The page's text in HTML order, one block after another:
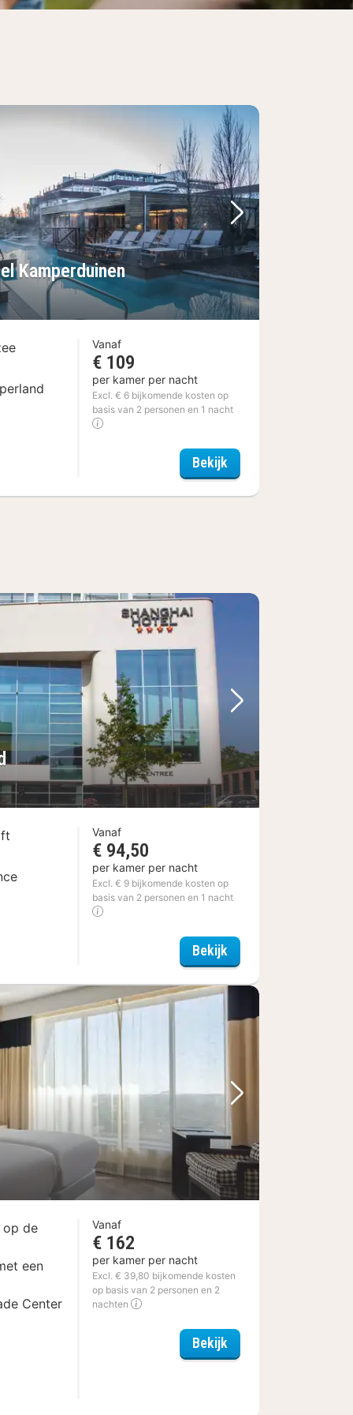
Volgende foto
Kamperduinen
Vanaf
€ 109
per kamer per nacht
Excl. € 6 bijkomende kosten op
basis van 2 personen en 1 nacht
BekijkFletcher Wellness-
Volgende foto
Vanaf
€ 94,50
per kamer per nacht
Excl. € 9 bijkomende kosten op
basis van 2 personen en 1 nacht
BekijkShanghai Hotel
Volgende foto
op de
een
Center
Vanaf
€ 162
per kamer per nacht
Excl. € 39,80 bijkomende kosten
op basis van 2 personen en 2
nachten
BekijkNH Den Haag